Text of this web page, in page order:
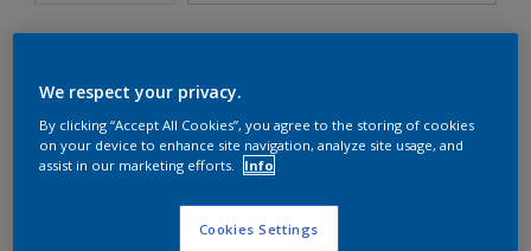
te bestellen. Houd de website in de gaten, we werken
We respect your privacy.
By clicking “Accept All Cookies”, you agree to the storing of cookies
on your device to enhance site navigation, analyze site usage, and
assist in our marketing efforts.
Info
Cookies Settings